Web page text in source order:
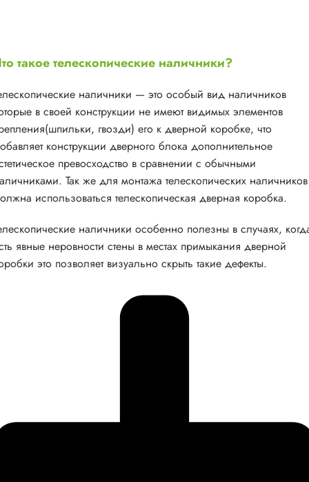
такое телескопические наличники?
наличники — это особый вид наличников
в своей конструкции не имеют видимых элементов
гвозди) его к дверной коробке, что
конструкции дверного блока дополнительное
превосходство в сравнении с обычными
Так же для монтажа телескопических наличников
использоваться телескопическая дверная коробка.
наличники особенно полезны в случаях,
явные неровности стены в местах примыкания дверной
это позволяет визуально скрыть такие дефекты.